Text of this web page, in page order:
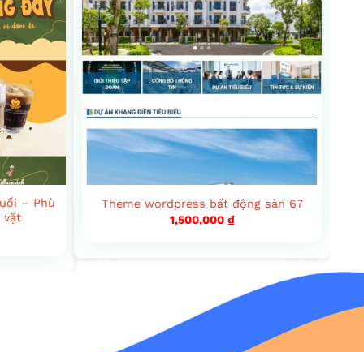
– Phù
vặt
Theme wordpress bất động sản 67
1,500,000 ₫